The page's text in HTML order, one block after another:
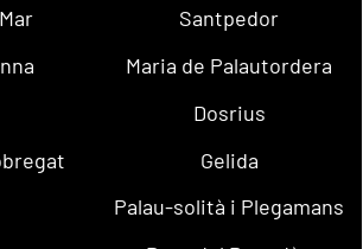
Santpedor
Maria de Palautordera
Dosrius
Gelida
Palau-solità i Plegamans